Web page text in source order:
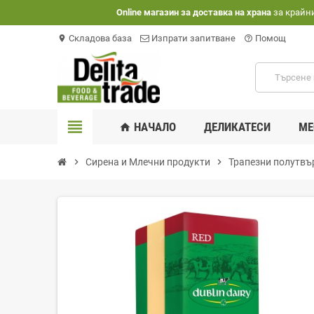
Оnline магазин за доставка на храназа
location_on Складова база Изпрати запитване help_outline Помощ
view_headline home НАЧАЛО ДЕЛИКАТЕСИ
chevron_right Сирена и Млечни продукти chevron_right Трапезни